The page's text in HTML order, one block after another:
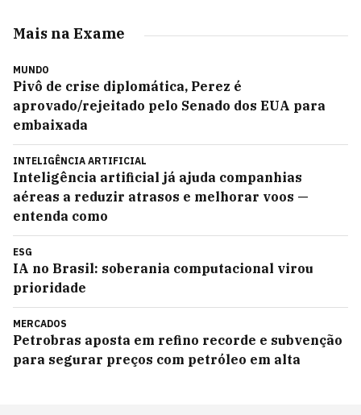
Mais na Exame
MUNDO
Pivô de crise diplomática, Perez é
aprovado/rejeitado pelo Senado dos EUA para
embaixada
INTELIGÊNCIA ARTIFICIAL
Inteligência artificial já ajuda companhias
aéreas a reduzir atrasos e melhorar voos —
entenda como
ESG
IA no Brasil: soberania computacional virou
prioridade
MERCADOS
Petrobras aposta em refino recorde e subvenção
para segurar preços com petróleo em alta